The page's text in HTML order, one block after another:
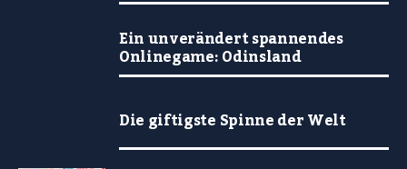
Ein unverändert spannendes
Onlinegame: Odinsland
Die giftigste Spinne der Welt